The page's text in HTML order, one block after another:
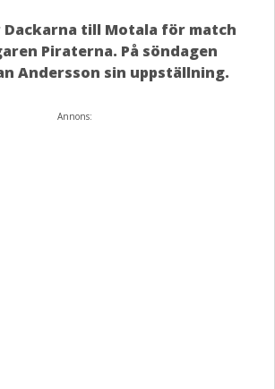
Dackarna till Motala för match
Piraterna. På söndagen
Andersson sin uppställning.
Annons: